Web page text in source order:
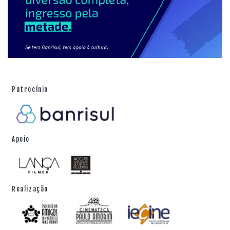
Patrocínio
Apoio
Realização